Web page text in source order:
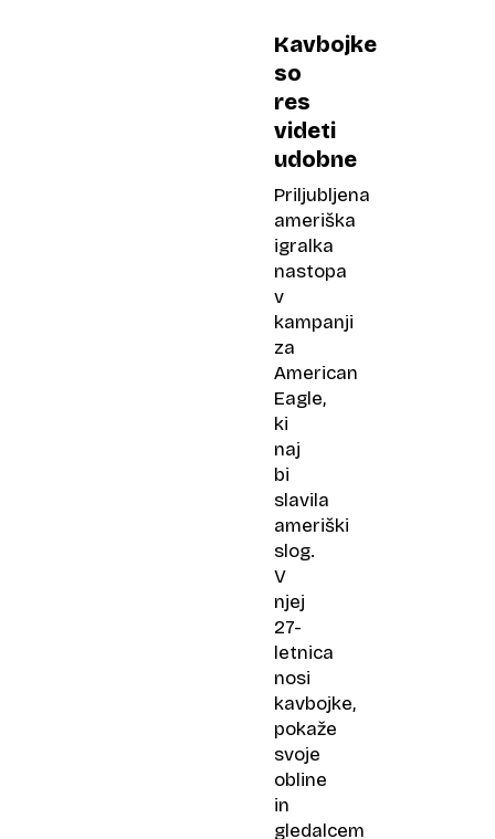
Kavbojke
so
res
videti
udobne
Priljubljena
ameriška
igralka
nastopa
v
kampanji
za
American
Eagle,
ki
naj
bi
slavila
ameriški
slog.
V
njej
27-
letnica
nosi
kavbojke,
pokaže
svoje
obline
in
gledalcem